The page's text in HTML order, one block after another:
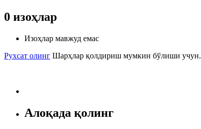
0 изоҳлар
Изоҳлар мавжуд емас
Рухсат олинг Шарҳлар қолдириш мумкин бўлиши учун.
Алоқада қолинг